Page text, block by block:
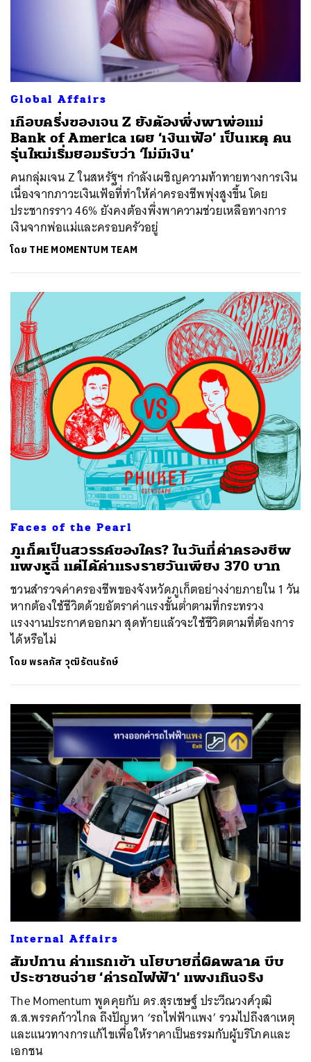
Global Affairs
เกือบครึ่งของเจน Z ยังต้องพึ่งพาพ่อแม่
Bank of America เผย ‘เงินเฟ้อ’ เป็นเหตุ คน
รุ่นใหม่เริ่มยอมรับว่า ‘ไม่มีเงิน’
คนกลุ่มเจน Z ในสหรัฐฯ กำลังเผชิญความท้าทายทางการเงิน
เนื่องจากภาวะเงินเฟ้อที่ทำให้ค่าครองชีพพุ่งสูงขึ้น โดย
ประชากรราว 46% ยังคงต้องพึ่งพาความช่วยเหลือทางการ
เงินจากพ่อแม่และครอบครัวอยู่
โดย THE MOMENTUM TEAM
Faces of the Pearl
ภูเก็ตเป็นสวรรค์ของใคร? ในวันที่ค่าครองชีพ
แพงหูฉี่ แต่ได้ค่าแรงรายวันเพียง 370 บาท
ชวนสำรวจค่าครองชีพของจังหวัดภูเก็ตอย่างง่ายภายใน 1 วัน
หากต้องใช้ชีวิตด้วยอัตราค่าแรงขั้นต่ำตามที่กระทรวง
แรงงานประกาศออกมา สุดท้ายแล้วจะใช้ชีวิตตามที่ต้องการ
ได้หรือไม่
โดยพรลภัส วุฒิรัตนรักษ์
Internal Affairs
สัมปทาน ค่าแรกเข้า นโยบายที่ผิดพลาด บีบ
ประชาชนจ่าย ‘ค่ารถไฟฟ้า’ แพงเกินจริง
The Momentum พูดคุยกับ ดร.สุรเชษฐ์ ประวีณวงศ์วุฒิ
ส.ส.พรรคก้าวไกล ถึงปัญหา ‘รถไฟฟ้าแพง’ รวมไปถึงสาเหตุ
และแนวทางการแก้ไขเพื่อให้ราคาเป็นธรรมกับผู้บริโภคและ
เอกชน